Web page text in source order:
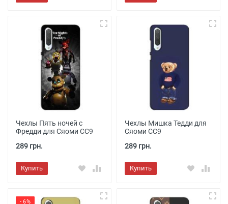
Чехлы Пять ночей с
Фредди для Сяоми СС9
289 грн.
Купить
Чехлы Мишка Тедди для
Сяоми СС9
289 грн.
Купить
- 6%